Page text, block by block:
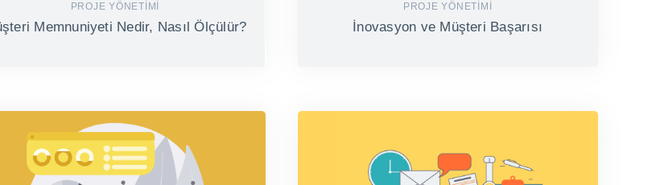
PROJE YÖNETIMI
Memnuniyeti Nedir, Nasıl Ölçülür?
PROJE YÖNETIMI
İnovasyon ve Müşteri Başarısı